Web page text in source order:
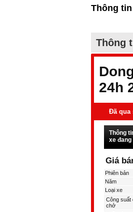
Thông
Thông
24h
Đã qua
Thông
xe đang
Giá
Phiên bản
Năm
Loại xe
Công suất
chở